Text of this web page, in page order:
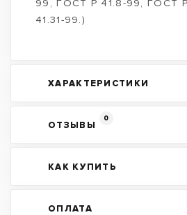
99, ГОСТ Р 41.8-99, ГОСТ
41.31-99.)
ХАРАКТЕРИСТИКИ
ОТЗЫВЫ
0
КАК КУПИТЬ
ОПЛАТА